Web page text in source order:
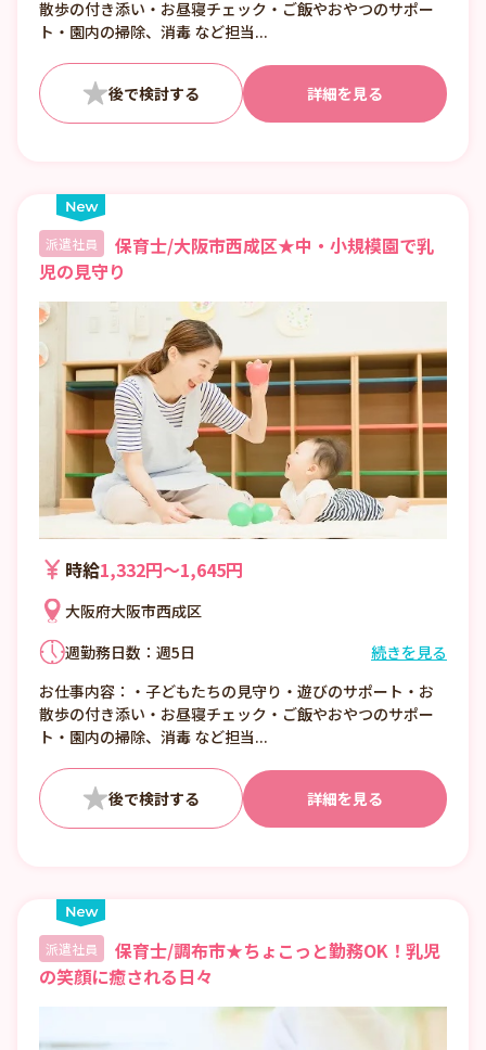
③12:00〜21:00 （休憩1:00）
■日数・曜日・時間帯相談可
■曜日・時間帯は固定可
散歩の付き添い・お昼寝チェック・ご飯やおやつのサポー
ト・園内の掃除、消毒 など担当...
詳細を見る
派遣社員
保育士/大阪市西成区★中・小規模園で乳
児の見守り
時給1,332円〜1,645円
大阪府大阪市西成区
週勤務日数：週5日
②8:00〜17:00 （休憩1:00）
③12:00〜21:00 （休憩1:00）
■日数・曜日・時間帯相談可
■曜日・時間帯は固定可
続きを見る
お仕事内容：・子どもたちの見守り・遊びのサポート・お
散歩の付き添い・お昼寝チェック・ご飯やおやつのサポー
ト・園内の掃除、消毒 など担当...
詳細を見る
派遣社員
保育士/調布市★ちょこっと勤務OK！乳児
の笑顔に癒される日々